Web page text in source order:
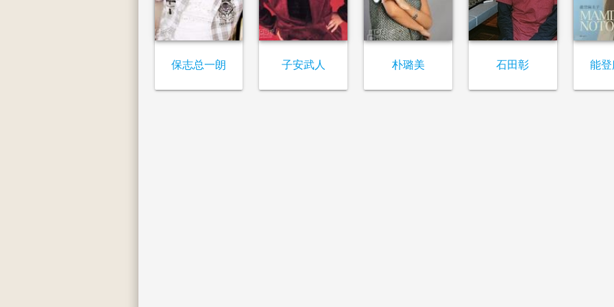
保志总一朗 子安武人 朴璐美 石田彰 能